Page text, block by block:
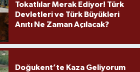
Tokatlılar Merak Ediyor! Türk
Devletleri ve Türk Büyükleri
Anıtı Ne Zaman Açılacak?
Doğukent’te Kaza Geliyorum